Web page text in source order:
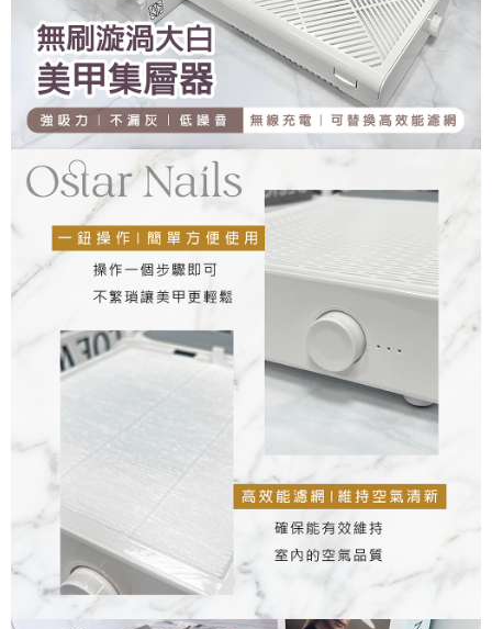
３．未成年的使用者請事先徵得法定代理人或監護人之同意方可使用
「AFTEE先享後付」，若未經同意申辦者引起之損失，本公司不負相關責
任。
４．使用「AFTEE先享後付」時，將依據個別帳號之用戶狀況，依本公司即
時審查核予不同之上限額度；若仍有額度不足之情形，本公司將視審查結果
請求用戶進行身份認證。
５．嚴禁一人註冊多個帳號或使用他人資訊註冊。若發現惡意使用之情形，
恩沛科技股份有限公司將有權停止該用戶之使用額度並採取法律行動。
海外宅配 查看運費